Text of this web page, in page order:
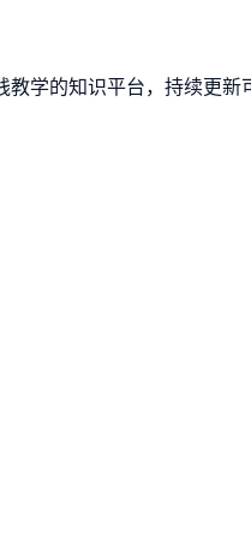
学的知识平台，持续更新